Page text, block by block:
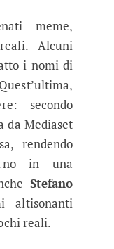
meme,
Alcuni
i nomi di
secondo
da Mediaset
rendendo
in una
Stefano
reali.